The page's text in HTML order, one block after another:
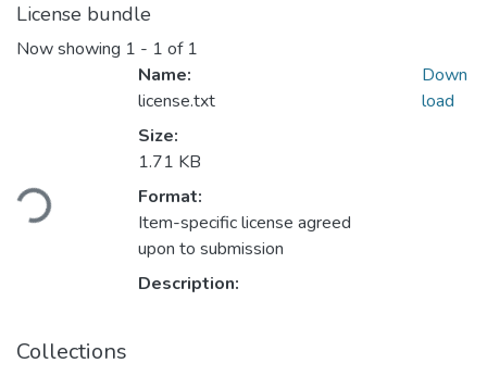
License bundle
Now showing 1 - 1 of 1
Name:
license.txt
Size:
1.71 KB
Format:
Item-specific license agreed
upon to submission
Description:
Down
load
Collections